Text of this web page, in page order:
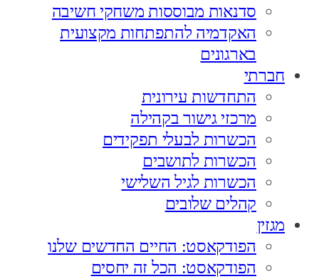
סדנאות מבוססות משחקי חשיבה
האקדמיה להתפתחות מקצועית
בארגונים
חברתי
התחדשות עירונית
מרכזי גישור בקהילה
הכשרות לבעלי תפקידים
הכשרות לתושבים
הכשרות לגיל השלישי
קהלים שלובים
מגזין
הפודקאסט: החיים החדשים שלנו
הפודקאסט: הכל זה יחסים